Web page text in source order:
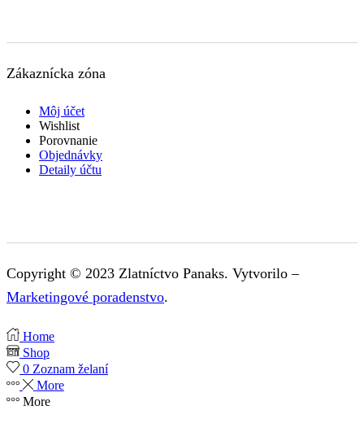
Zákaznícka zóna
Môj účet
Wishlist
Porovnanie
Objednávky
Detaily účtu
Copyright © 2023 Zlatníctvo Panaks. Vytvorilo –
Marketingové poradenstvo.
Home
Shop
0 Zoznam želaní
More
More